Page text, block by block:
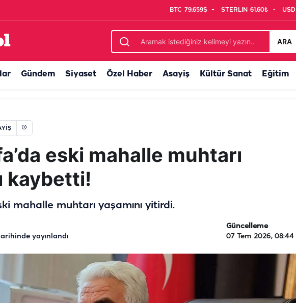
BTC 79.659$ STERLIN 61,60₺ USD
ARA
Gündem Siyaset Özel Haber Asayiş Kültür Sanat Eğitim
eski mahalle muhtarı
kaybetti!
mahalle muhtarı yaşamını yitirdi.
yayınlandı
Güncelleme
07 Tem 2026, 08:44
hareketlilik: Ekipler olay yerine gitti ancak...